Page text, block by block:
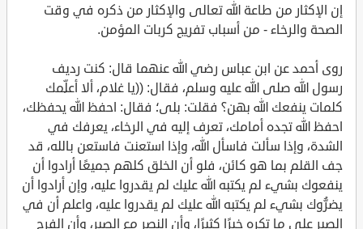
إن الإكثار من طاعة الله تعالى والإكثار من ذكره في وقت
الصحة والرخاء - من أسباب تفريج كربات المؤمن.
روى أحمد عن ابن عباس رضي الله عنهما قال: كنت رديف
رسول الله صلى الله عليه وسلم، فقال: ((يا غلام، ألا أعلِّمك
كلمات ينفعك الله بهن؟ فقلت: بلى؛ فقال: احفظ الله يحفظك،
احفظ الله تجده أمامك، تعرف إليه في الرخاء، يعرفك في
الشدة، وإذا سألت فاسأل الله، وإذا استعنت فاستعن بالله، قد
جف القلم بما هو كائن، فلو أن الخلق كلهم جميعًا أرادوا أن
ينفعوك بشيء لم يكتبه الله عليك لم يقدروا عليه، وإن أرادوا أن
يضرُّوك بشيء لم يكتبه الله عليك لم يقدروا عليه، واعلم أن في
الصبر على ما تكره خيرًا كثيرًا، وأن النصر مع الصبر، وأن الفرج